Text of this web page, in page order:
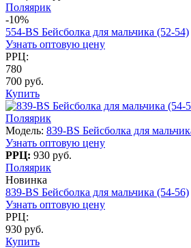
Поляярик
-10%
554-BS Бейсболка для мальчика (52-54)
Узнать оптовую цену
РРЦ:
780
700 руб.
Купить
Поляярик
Модель: 839-BS Бейсболка для
Узнать оптовую цену
РРЦ: 930 руб.
Поляярик
Новинка
839-BS Бейсболка для мальчика (54-56)
Узнать оптовую цену
РРЦ:
930 руб.
Купить